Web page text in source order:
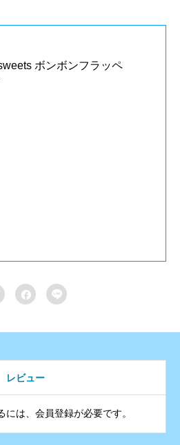
ボンボンフラッペ
 
レビュー
には、会員登録が必要です。